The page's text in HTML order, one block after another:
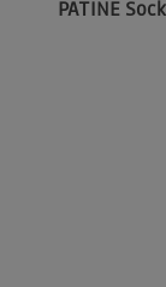
PATINE